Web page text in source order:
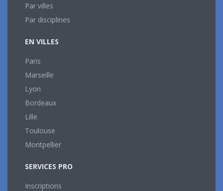
Par villes
Par disciplines
EN VILLES
Paris
Marseille
Lyon
Bordeaux
Lille
Toulouse
Montpellier
SERVICES PRO
Inscriptions